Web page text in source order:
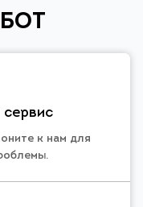
к нам для